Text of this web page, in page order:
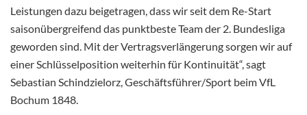
Leistungen dazu beigetragen, dass wir seit dem Re-Start
saisonübergreifend das punktbeste Team der 2. Bundesliga
geworden sind. Mit der Vertragsverlängerung sorgen wir auf
einer Schlüsselposition weiterhin für Kontinuität“, sagt
Sebastian Schindzielorz, Geschäftsführer/Sport beim VfL
Bochum 1848.